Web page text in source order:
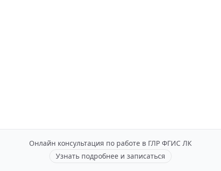
Онлайн консультация по работе в ГЛР ФГИС ЛК
Узнать подробнее и записаться